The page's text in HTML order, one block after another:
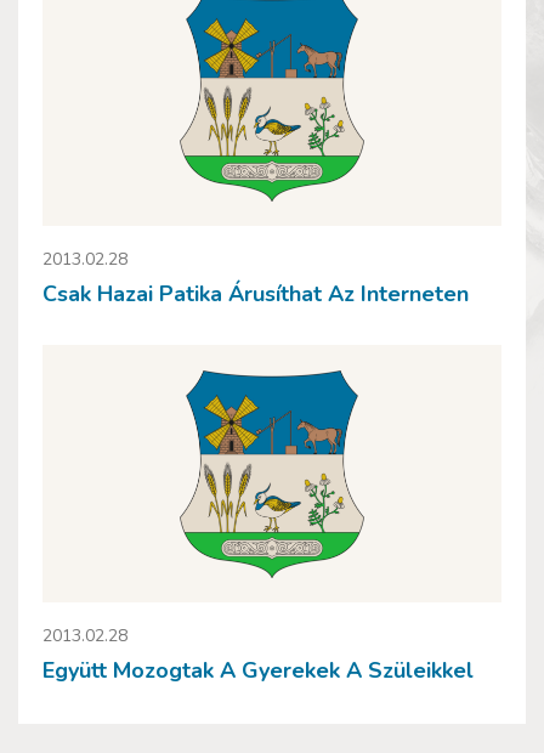
2013.02.28
Csak Hazai Patika Árusíthat Az Interneten
2013.02.28
Együtt Mozogtak A Gyerekek A Szüleikkel